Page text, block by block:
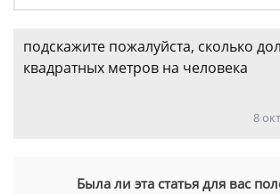
подскажите пожалуйста, сколько
квадратных метров на человека
8
Была ли эта статья для вас